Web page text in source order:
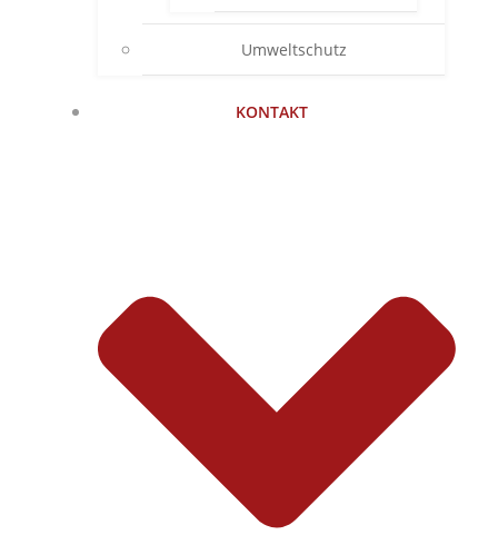
Umweltschutz
KONTAKT